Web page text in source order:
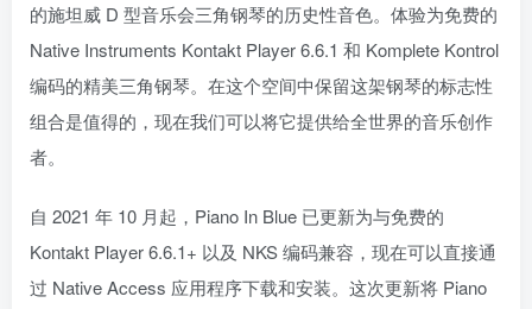
的施坦威 D 型音乐会三角钢琴的历史性音色。体验为免费的
Native Instruments Kontakt Player 6.6.1 和 Komplete Kontrol
编码的精美三角钢琴。在这个空间中保留这架钢琴的标志性
组合是值得的，现在我们可以将它提供给全世界的音乐创作
者。
自 2021 年 10 月起，Piano In Blue 已更新为与免费的
Kontakt Player 6.6.1+ 以及 NKS 编码兼容，现在可以直接通
过 Native Access 应用程序下载和安装。这次更新将 Piano